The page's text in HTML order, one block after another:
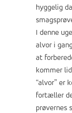
hyggelig
I denne
alvor i
at
kommer
“alvor” er
fortæller
prøvernes